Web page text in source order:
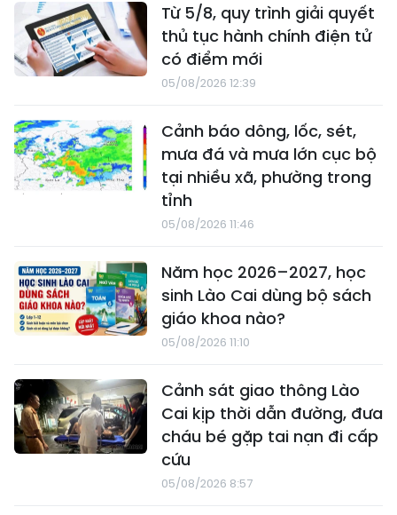
Từ 5/8, quy trình giải quyết
thủ tục hành chính điện tử
có điểm mới
05/08/2026 12:39
Cảnh báo dông, lốc, sét,
mưa đá và mưa lớn cục bộ
tại nhiều xã, phường trong
tỉnh
05/08/2026 11:46
Năm học 2026–2027, học
sinh Lào Cai dùng bộ sách
giáo khoa nào?
05/08/2026 11:10
Cảnh sát giao thông Lào
Cai kịp thời dẫn đường, đưa
cháu bé gặp tai nạn đi cấp
cứu
05/08/2026 8:57